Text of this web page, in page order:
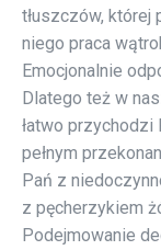
tłuszczów, której
niego praca
Emocjonalnie
Dlatego też w
łatwo
pełnym
Pań z
z pęcherzykiem
Podejmowanie